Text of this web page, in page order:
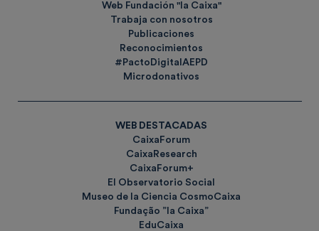
Web Fundación "la Caixa"
Trabaja con nosotros
Publicaciones
Reconocimientos
#PactoDigitalAEPD
Microdonativos
WEB DESTACADAS
CaixaForum
CaixaResearch
CaixaForum+
El Observatorio Social
Museo de la Ciencia CosmoCaixa
Fundação ”la Caixa”
EduCaixa